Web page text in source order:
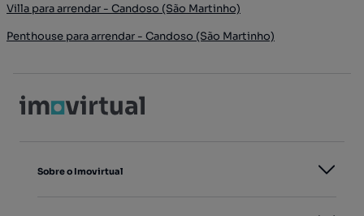
Villa para arrendar - Candoso (São Martinho)
Penthouse para arrendar - Candoso (São Martinho)
Sobre o Imovirtual